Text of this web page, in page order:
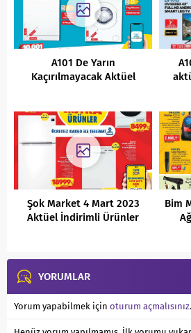
A101 De Yarın
Kaçırılmayacak Aktüel
Şok Market 4 Mart 2023
Aktüel İndirimli Ürünler
Bim
YORUMLAR
Yorum yapabilmek için oturum açmalısınız.